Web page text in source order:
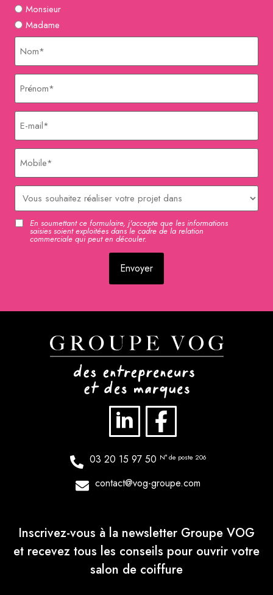
Monsieur
Madame
Nom
Prénom
E-
mail
Mobile
Délai
RGPDEn soumettant ce formulaire, j'accepte que les informations
saisies soient exploitées dans le cadre de la relation
commerciale qui peut en découler.
03 20 15 97 50 N° de poste 206
contact@vog-groupe.com
Inscrivez-vous à la newsletter Groupe VOG
et recevez tous les conseils pour ouvrir votre
salon de coiffure